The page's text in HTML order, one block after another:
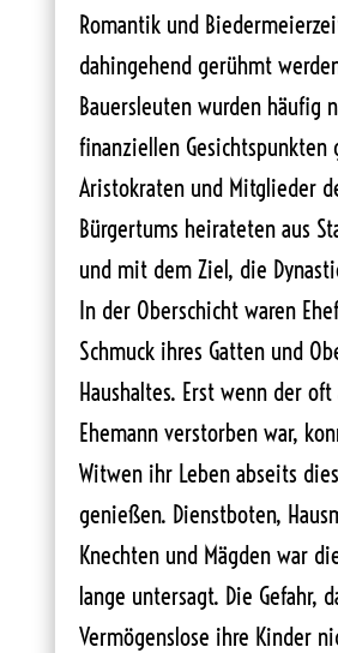
Romantik und
dahingehend gerühmt
Bauersleuten wurden häufig
finanziellen Gesichtspunkten
Aristokraten und Mitglieder
Bürgertums heirateten aus
und mit dem Ziel, die
In der Oberschicht waren
Schmuck ihres Gatten und
Haushaltes. Erst wenn der
Ehemann verstorben war,
Witwen ihr Leben abseits
genießen. Dienstboten,
Knechten und Mägden war
lange untersagt. Die Gefahr,
Vermögenslose ihre Kinder